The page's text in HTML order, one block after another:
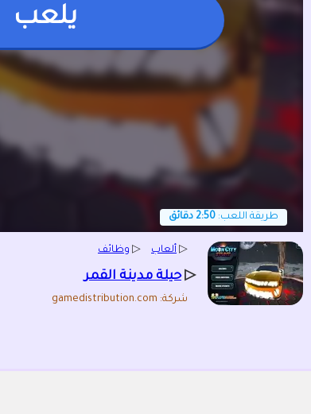
يلعب
طريقة اللعب: 2:50 دقائق
▷ ألعاب ▷ وظائف
▷حيلة مدينة القمر
شركة: gamedistribution.com